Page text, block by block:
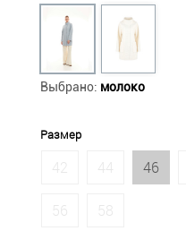
Выбрано: молоко
Размер
42 44 46
56 58